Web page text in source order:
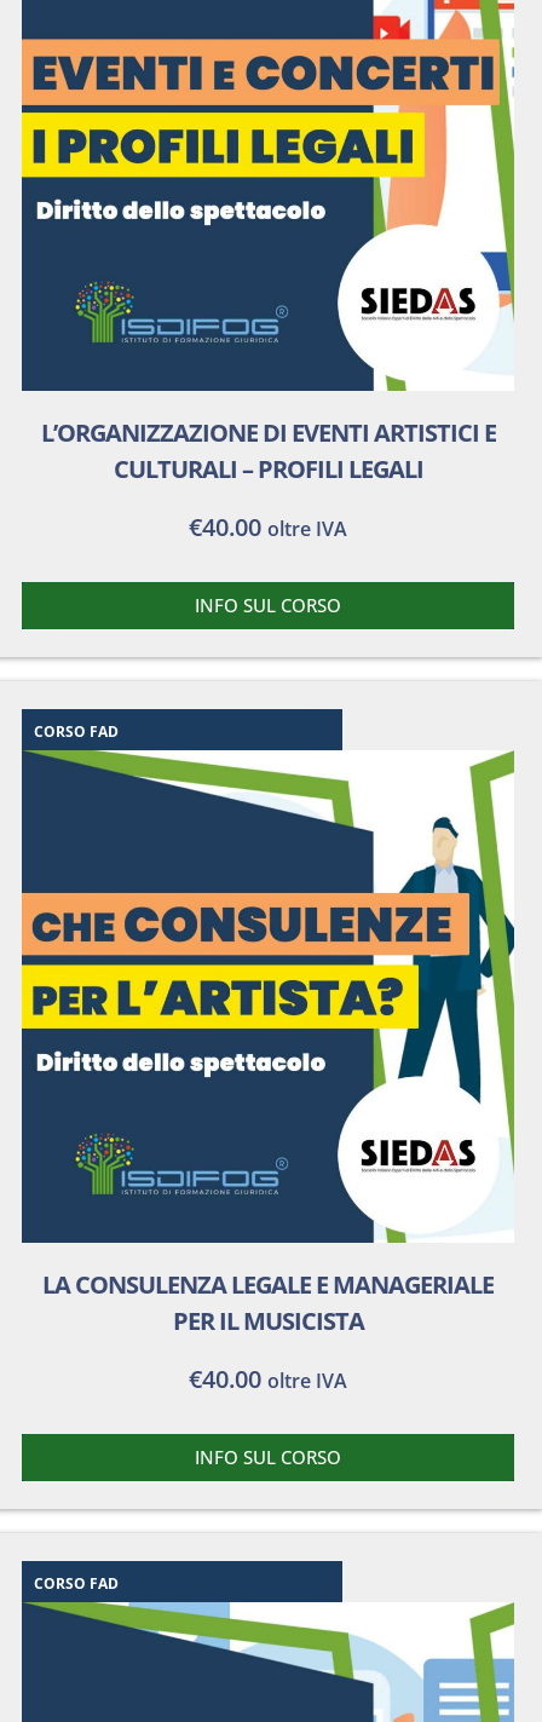
L’ORGANIZZAZIONE DI EVENTI ARTISTICI E
CULTURALI – PROFILI LEGALI
€40.00 oltre IVA
INFO SUL CORSO
CORSO FAD
LA CONSULENZA LEGALE E MANAGERIALE
PER IL MUSICISTA
€40.00 oltre IVA
INFO SUL CORSO
CORSO FAD